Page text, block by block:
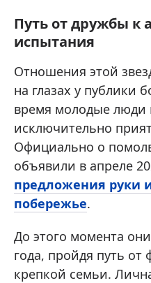
Путь от дружбы к
испытания
Отношения этой
на глазах у публики
время молодые люди
исключительно
Официально о
объявили в апреле
предложения руки
побережье.
До этого момента
года, пройдя путь от
крепкой семьи.